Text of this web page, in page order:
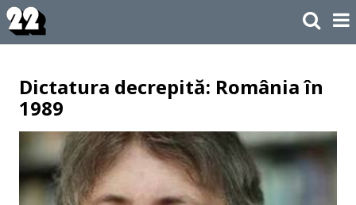
Dictatura decrepită: România în
1989